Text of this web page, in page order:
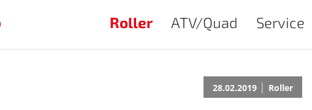
Roller ATV/Quad Service
28.02.2019 | Roller